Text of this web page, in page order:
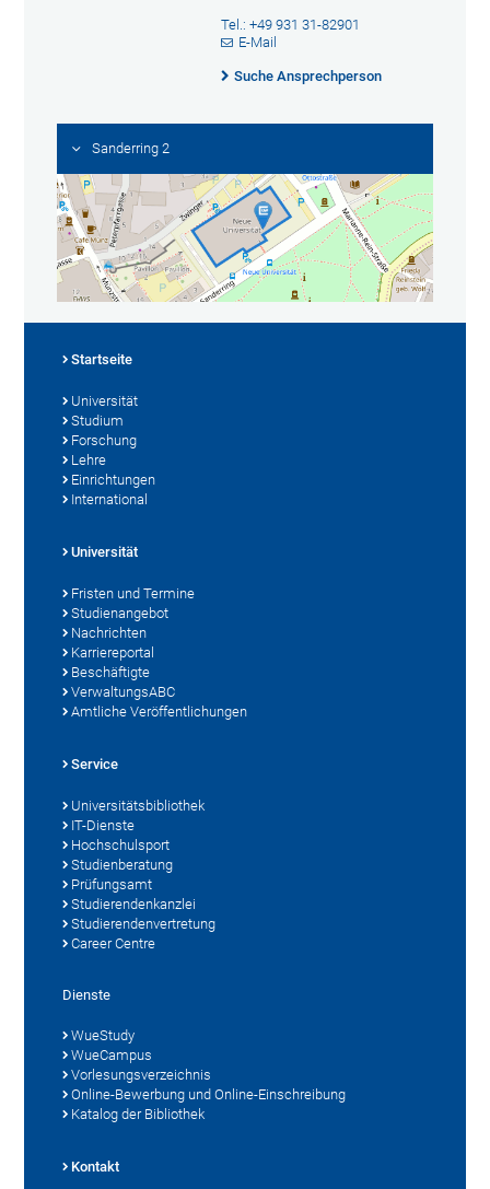
Tel.: +49 931 31-82901
E-Mail
Suche Ansprechperson
Sanderring 2
Startseite
Universität
Studium
Forschung
Lehre
Einrichtungen
International
Universität
Fristen und Termine
Studienangebot
Nachrichten
Karriereportal
Beschäftigte
VerwaltungsABC
Amtliche Veröffentlichungen
Service
Universitätsbibliothek
IT-Dienste
Hochschulsport
Studienberatung
Prüfungsamt
Studierendenkanzlei
Studierendenvertretung
Career Centre
Dienste
WueStudy
WueCampus
Vorlesungsverzeichnis
Online-Bewerbung und Online-Einschreibung
Katalog der Bibliothek
Kontakt